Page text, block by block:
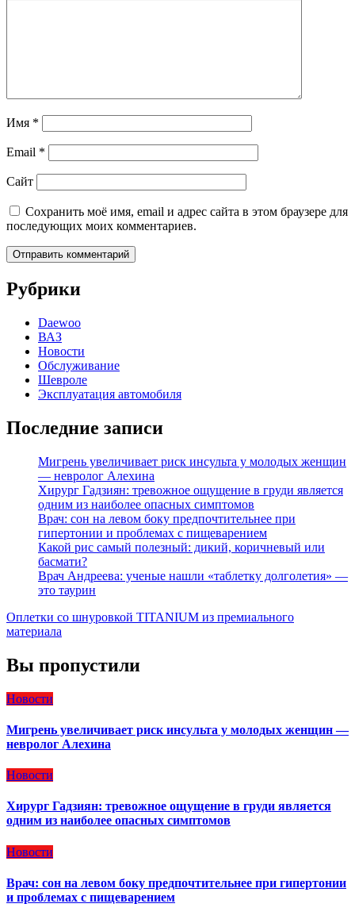
Имя *
Email *
Сайт
Сохранить моё имя, email и адрес сайта в этом браузере для
последующих моих комментариев.
Рубрики
Daewoo
ВАЗ
Новости
Обслуживание
Шевроле
Эксплуатация автомобиля
Последние записи
Мигрень увеличивает риск инсульта у молодых женщин
— невролог Алехина
Хирург Гадзиян: тревожное ощущение в груди является
одним из наиболее опасных симптомов
Врач: сон на левом боку предпочтительнее при
гипертонии и проблемах с пищеварением
Какой рис самый полезный: дикий, коричневый или
басмати?
Врач Андреева: ученые нашли «таблетку долголетия» —
это таурин
Оплетки со шнуровкой TITANIUM из премиального
материала
Вы пропустили
Новости
Мигрень увеличивает риск инсульта у молодых женщин —
невролог Алехина
Новости
Хирург Гадзиян: тревожное ощущение в груди является
одним из наиболее опасных симптомов
Новости
Врач: сон на левом боку предпочтительнее при гипертонии
и проблемах с пищеварением